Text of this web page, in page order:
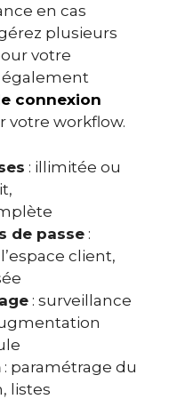
en cas
plusieurs
votre
également
connexion
votre workflow.
: illimitée ou
de passe :
client,
: surveillance
: paramétrage du
listes